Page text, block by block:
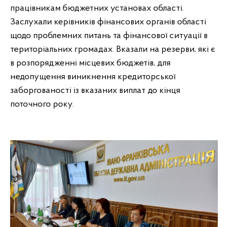
працівникам бюджетних установах області.
Заслухали керівників фінансових органів області
щодо проблемних питань та фінансової ситуації в
територіальних громадах. Вказали на резерви, які є
в розпорядженні місцевих бюджетів, для
недопущення виникнення кредиторської
заборгованості із вказаних виплат до кінця
поточного року.